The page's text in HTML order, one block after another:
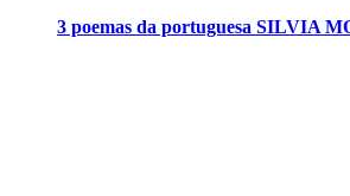
3 poemas da portuguesa SILVIA